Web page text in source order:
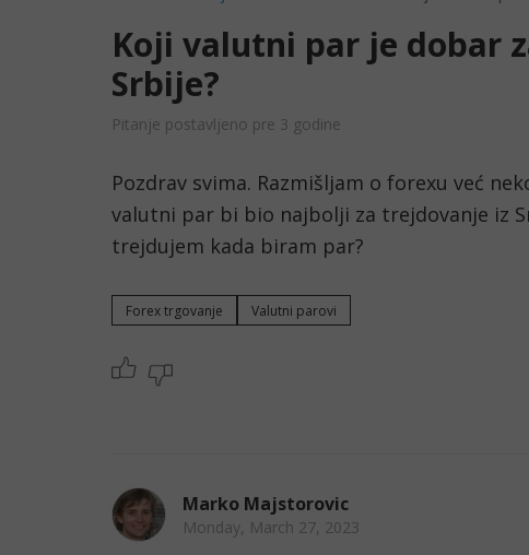
Koji valutni par je dobar
Srbije?
Pitanje postavljeno pre 3 godine
Pozdrav svima. Razmišljam o forexu već
valutni par bi bio najbolji za trejdovanje iz
trejdujem kada biram par?
Forex trgovanje Valutni parovi
Marko Majstorovic
Monday, March 27, 2023